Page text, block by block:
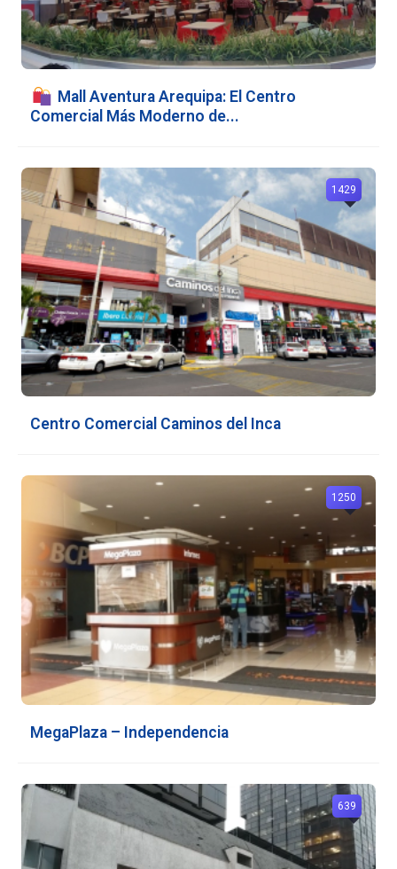
️ Mall Aventura Arequipa: El Centro
Comercial Más Moderno de...
Centro Comercial Caminos del Inca
1429
MegaPlaza – Independencia
1250
639